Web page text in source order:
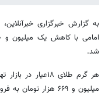
به گزارش خبرگزاری
شد.
میلیون و ۶۶۹ هزار تومان به فروش رفت.